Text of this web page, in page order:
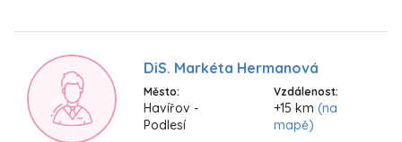
DiS. Markéta Hermanová
Město:
Havířov -
Podlesí
Vzdálenost:
+15 km(na
mapě)